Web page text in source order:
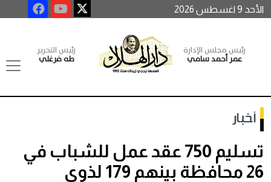
الأحد 9 اغسطس 2026
رئيس مجلس الإدارة
عمر أحمد سامي
رئيس التحرير
طه فرغلي
أخبار
تسليم 750 عقد عمل للشباب في
26 محافظة بينهم 179 لذوي